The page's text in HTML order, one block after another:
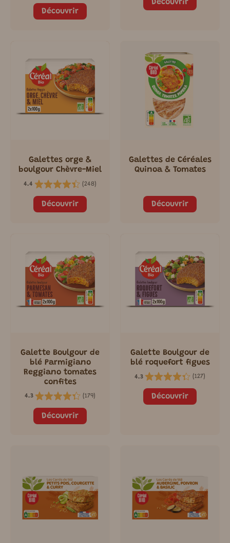
Découvrir
Découvrir
Galettes orge &
boulgour Chèvre-Miel
4.4 (248)
Découvrir
Galettes de Céréales
Quinoa & Tomates
Découvrir
Galette Boulgour de
blé Parmigiano
Reggiano tomates
confites
4.3 (179)
Découvrir
Galette Boulgour de
blé roquefort figues
4.3 (127)
Découvrir